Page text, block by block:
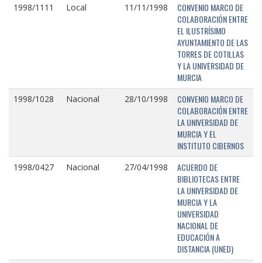
1998/1111 Local 11/11/1998
CONVENIO MARCO DE
COLABORACIÓN ENTRE
EL ILUSTRÍSIMO
AYUNTAMIENTO DE LAS
TORRES DE COTILLAS
Y LA UNIVERSIDAD DE
MURCIA
1998/1028 Nacional 28/10/1998
CONVENIO MARCO DE
COLABORACIÓN ENTRE
LA UNIVERSIDAD DE
MURCIA Y EL
INSTITUTO CIBERNOS
1998/0427 Nacional 27/04/1998
ACUERDO DE
BIBLIOTECAS ENTRE
LA UNIVERSIDAD DE
MURCIA Y LA
UNIVERSIDAD
NACIONAL DE
EDUCACIÓN A
DISTANCIA (UNED)